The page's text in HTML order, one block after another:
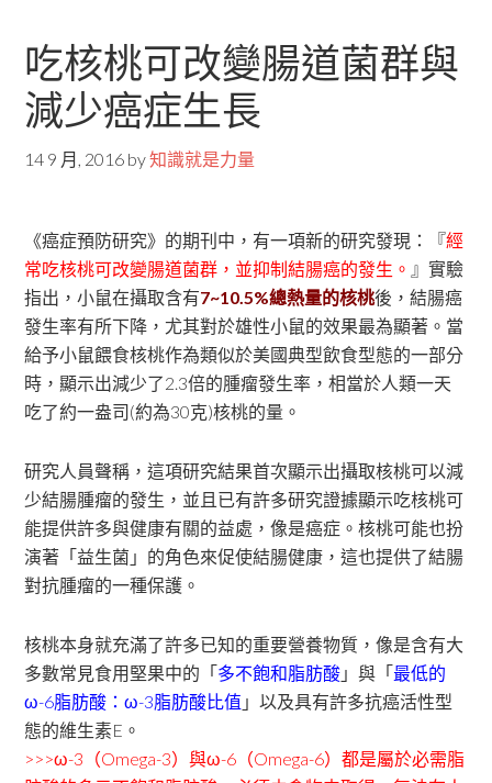
吃核桃可改變腸道菌群與
減少癌症生長
14 9 月, 2016 by知識就是力量
《癌症預防研究》的期刊中，有一項新的研究發現：『經
常吃核桃可改變腸道菌群，並抑制結腸癌的發生。 』實驗
指出，小鼠在攝取含有7~10.5%總熱量的核桃後，結腸癌
發生率有所下降，尤其對於雄性小鼠的效果最為顯著。當
給予小鼠餵食核桃作為類似於美國典型飲食型態的一部分
時，顯示出減少了2.3倍的腫瘤發生率，相當於人類一天
吃了約一盎司(約為30克)核桃的量。
研究人員聲稱，這項研究結果首次顯示出攝取核桃可以減
少結腸腫瘤的發生，並且已有許多研究證據顯示吃核桃可
能提供許多與健康有關的益處，像是癌症。核桃可能也扮
演著「益生菌」的角色來促使結腸健康，這也提供了結腸
對抗腫瘤的一種保護。
核桃本身就充滿了許多已知的重要營養物質，像是含有大
多數常見食用堅果中的「多不飽和脂肪酸 」與「最低的
ω-6脂肪酸：ω-3脂肪酸比值 」以及具有許多抗癌活性型
態的維生素E。
>>>ω-3（Omega-3）與ω-6（Omega-6）都是屬於必需脂